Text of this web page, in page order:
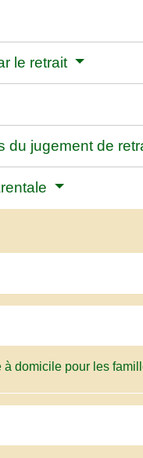
le retrait
du jugement de
domicile pour les